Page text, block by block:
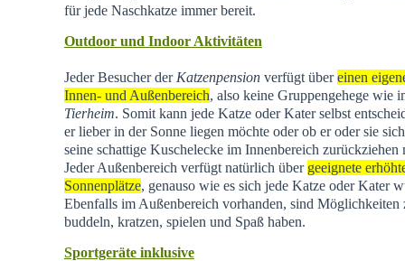
für jede Naschkatze immer bereit.
Outdoor und Indoor Aktivitäten
Jeder Besucher der Katzenpensionverfügt übereinen
Innen- und Außenbereich, also keine Gruppengehege wie
Tierheim. Somit kann jede Katze oder Kater selbst
er lieber in der Sonne liegen möchte oder ob er oder sie
seine schattige Kuschelecke im Innenbereich zurückziehen
Jeder Außenbereich verfügt natürlich über geeignete
Sonnenplätze, genauso wie es sich jede Katze oder Kater
Ebenfalls im Außenbereich vorhanden, sind Möglichkeiten
buddeln, kratzen, spielen und Spaß haben.
Sportgeräte inklusive